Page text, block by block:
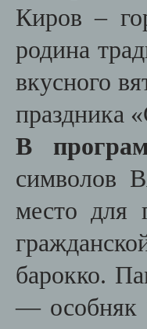
Киров –
родина
вкусного
праздника
В
символов
место для
барокко.
— особняк